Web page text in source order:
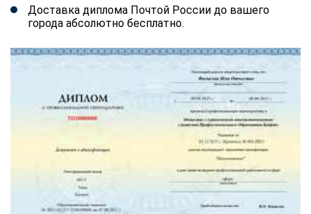
Доставка диплома Почтой России до вашего
города абсолютно бесплатно.